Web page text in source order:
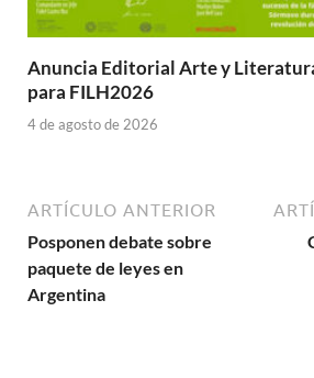
Anuncia Editorial Arte y
para FILH2026
4 de agosto de 2026
ARTÍCULO ANTERIOR
Posponen debate sobre
paquete de leyes en
Argentina